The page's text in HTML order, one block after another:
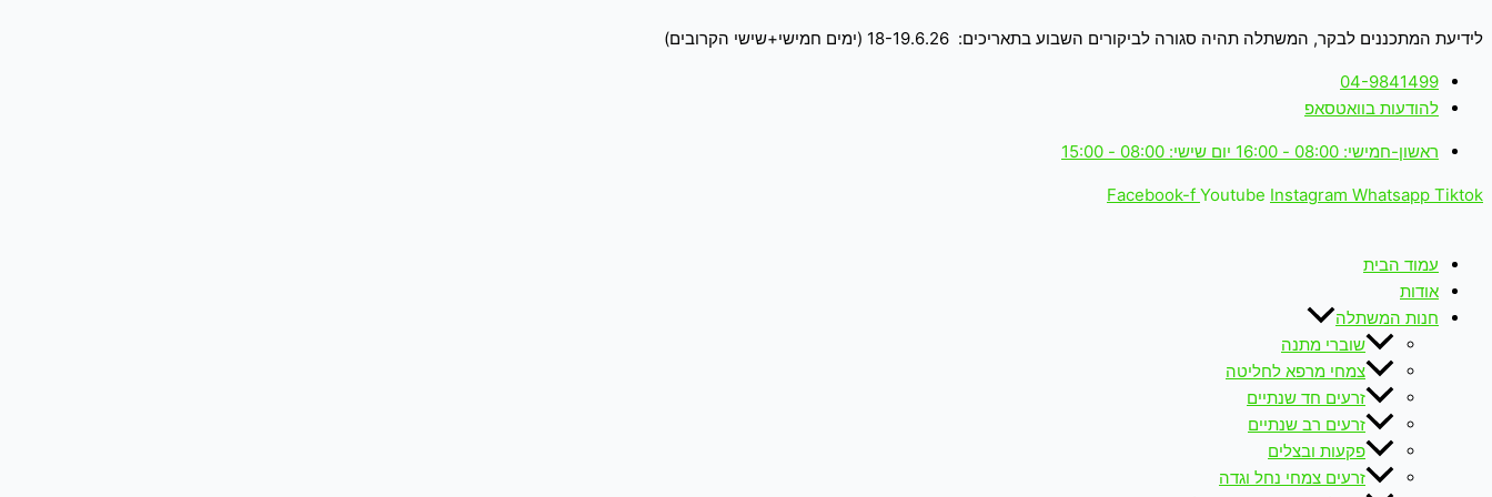
לתוכן
לידיעת המתכננים לבקר, המשתלה תהיה סגורה לביקורים השבוע בתאריכים: 18-19.6.26 (ימים חמישי+שישי הקרובים)
04-9841499
להודעות בוואטסאפ
ראשון-חמישי: 08:00 - 16:00 יום שישי: 08:00 - 15:00
Facebook-f Youtube Instagram Whatsapp Tiktok
עמוד הבית
אודות
חנות המשתלה
שוברי מתנה
צמחי מרפא לחליטה
זרעים חד שנתיים
זרעים רב שנתיים
פקעות ובצלים
זרעים צמחי נחל וגדה
המקורי
₪ 15.00.
הנוכחי
₪ 12.00.
של
גדולה
Asphodelus
המקורי
₪ 15.00.
הנוכחי
₪ 12.00.
של
גדולה
Asphodelus
המקורי
₪ 39.00.
הנוכחי
המקורי
₪ 60.00.
הנוכחי
המקורי
₪ 15.00.
הנוכחי
₪ 12.00.